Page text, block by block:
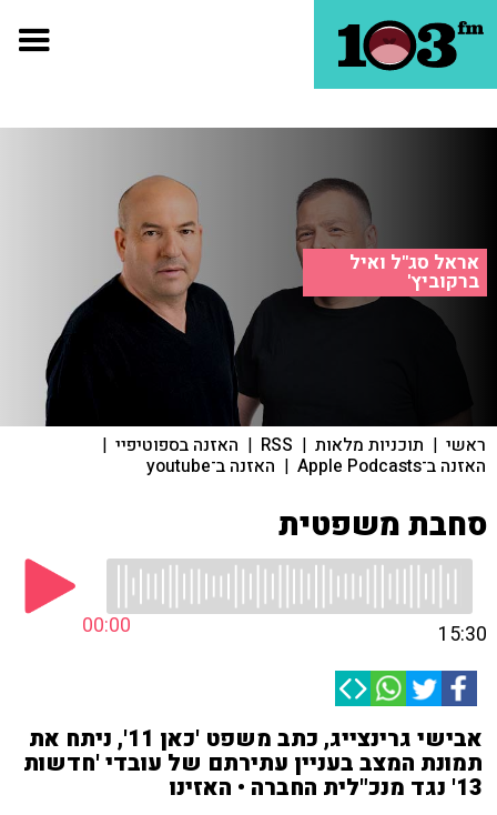
אראל סג"ל ואיל
ברקוביץ'
ראשי | תוכניות מלאות |
RSS
| האזנה בספוטיפיי |
האזנה ב־Apple Podcasts | האזנה ב־youtube
סחבת משפטית
00:00 15:30
אבישי גרינצייג, כתב משפט 'כאן 11', ניתח את
תמונת המצב בעניין עתירתם של עובדי 'חדשות
13' נגד מנכ"לית החברה • האזינו